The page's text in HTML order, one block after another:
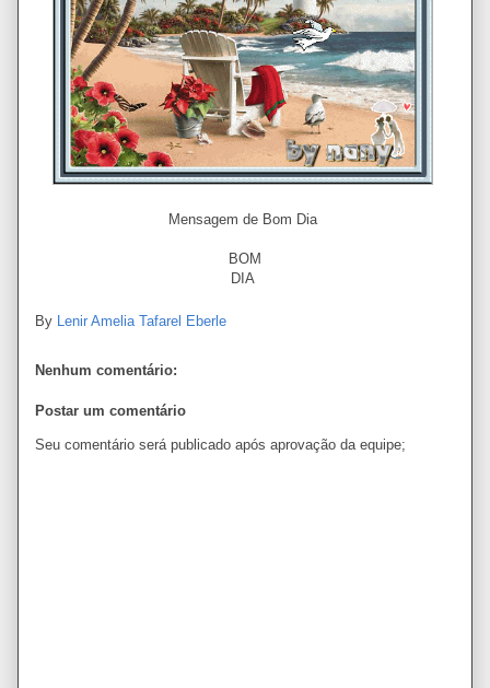
Mensagem de Bom Dia
BOM
DIA
By Lenir Amelia Tafarel Eberle
Nenhum comentário:
Postar um comentário
Seu comentário será publicado após aprovação da equipe;